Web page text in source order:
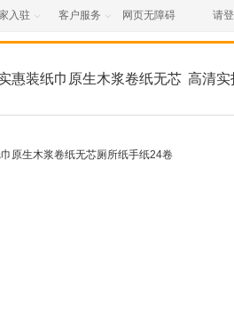
入驻  客户服务  网页无障碍 请
惠装纸巾原生木浆卷纸无芯 高清实